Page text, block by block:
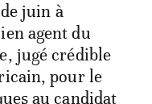
juin à
agent du
jugé crédible
pour le
au candidat